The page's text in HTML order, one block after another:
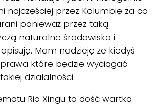
najczęściej przez Kolumbię za co
ponieważ przez taką
naturalne środowisko i
Mam nadzieję że kiedyś
które będzie wyciągać
działalności.
Rio Xingu to dość wartka